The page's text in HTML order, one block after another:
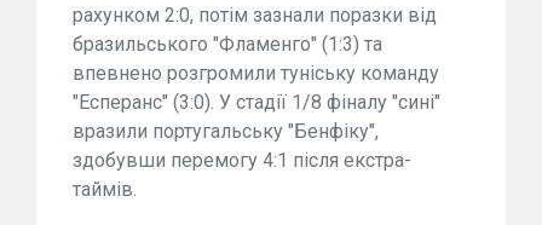
рахунком 2:0, потім зазнали поразки від
бразильського "Фламенго" (1:3) та
впевнено розгромили туніську команду
"Есперанс" (3:0). У стадії 1/8 фіналу "сині"
вразили португальську "Бенфіку",
здобувши перемогу 4:1 після екстра-
таймів.